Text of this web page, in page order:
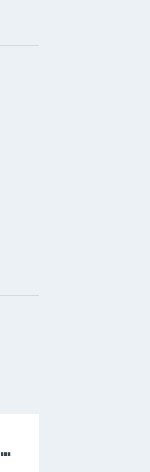
T
errain A vendre Awaïe Escalier